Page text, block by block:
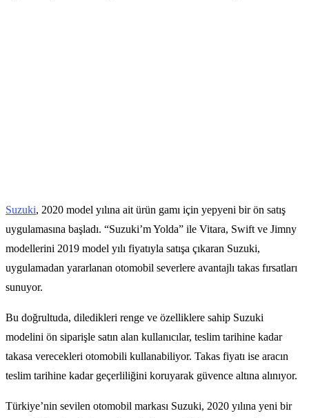
Suzuki, 2020 model yılına ait ürün gamı için yepyeni bir ön satış
uygulamasına başladı. “Suzuki’m Yolda” ile Vitara, Swift ve Jimny
modellerini 2019 model yılı fiyatıyla satışa çıkaran Suzuki,
uygulamadan yararlanan otomobil severlere avantajlı takas fırsatları
sunuyor.
Bu doğrultuda, diledikleri renge ve özelliklere sahip Suzuki
modelini ön siparişle satın alan kullanıcılar, teslim tarihine kadar
takasa verecekleri otomobili kullanabiliyor. Takas fiyatı ise aracın
teslim tarihine kadar geçerliliğini koruyarak güvence altına alınıyor.
Türkiye’nin sevilen otomobil markası Suzuki, 2020 yılına yeni bir